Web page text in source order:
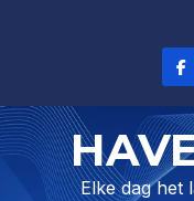
Elke dag het